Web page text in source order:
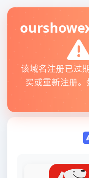
该域名注册已过
买或重新注册